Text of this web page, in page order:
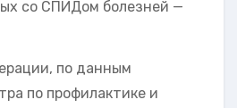
со СПИДом болезней —
по данным
по профилактике и